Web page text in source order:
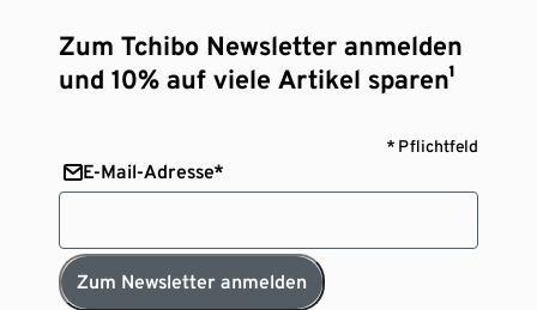
Zum Tchibo Newsletter anmelden
und 10% auf viele Artikel sparen¹
* Pflichtfeld
E-Mail-Adresse*
Zum Newsletter anmelden